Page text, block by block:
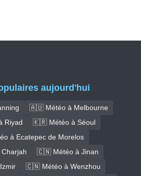
aujourd'hui
🇦🇺 Météo à Melbourne
Riyad
🇰🇷 Météo à Séoul
à Ecatepec de Morelos
🇨🇳 Météo à Jinan
🇨🇳 Météo à Wenzhou